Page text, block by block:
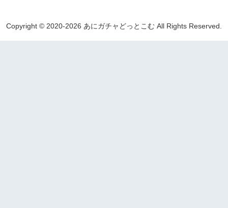
Copyright © 2020-2026 あにガチャどっとこむ All Rights Reserved.